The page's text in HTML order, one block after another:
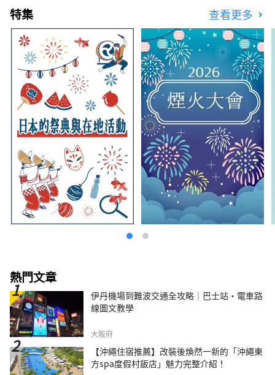
特集 查看更多
熱門文章
伊丹機場到難波交通全攻略｜巴士站・電車路
線圖文教學
大阪府
【沖繩住宿推薦】改裝後煥然一新的「沖繩東
方spa度假村飯店」魅力完整介紹！